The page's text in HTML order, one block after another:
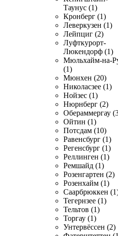
Таунус (1)
Кронберг (1)
Леверкузен (1)
Лейпциг (2)
Луфткурорт-
Люкендорф (1)
Мюльхайм-на-
(1)
Мюнхен (20)
Николасзее (1)
Нойзес (1)
Нюрнберг (2)
Обераммергау
Ойтин (1)
Потсдам (10)
Равенсбург (1)
Регенсбург (1)
Реллинген (1)
Ремшайд (1)
Розенгартен (2)
Розенхайм (1)
Саарбрюккен
Тегернзее (1)
Тельтов (1)
Торгау (1)
Унтервёссен (2)